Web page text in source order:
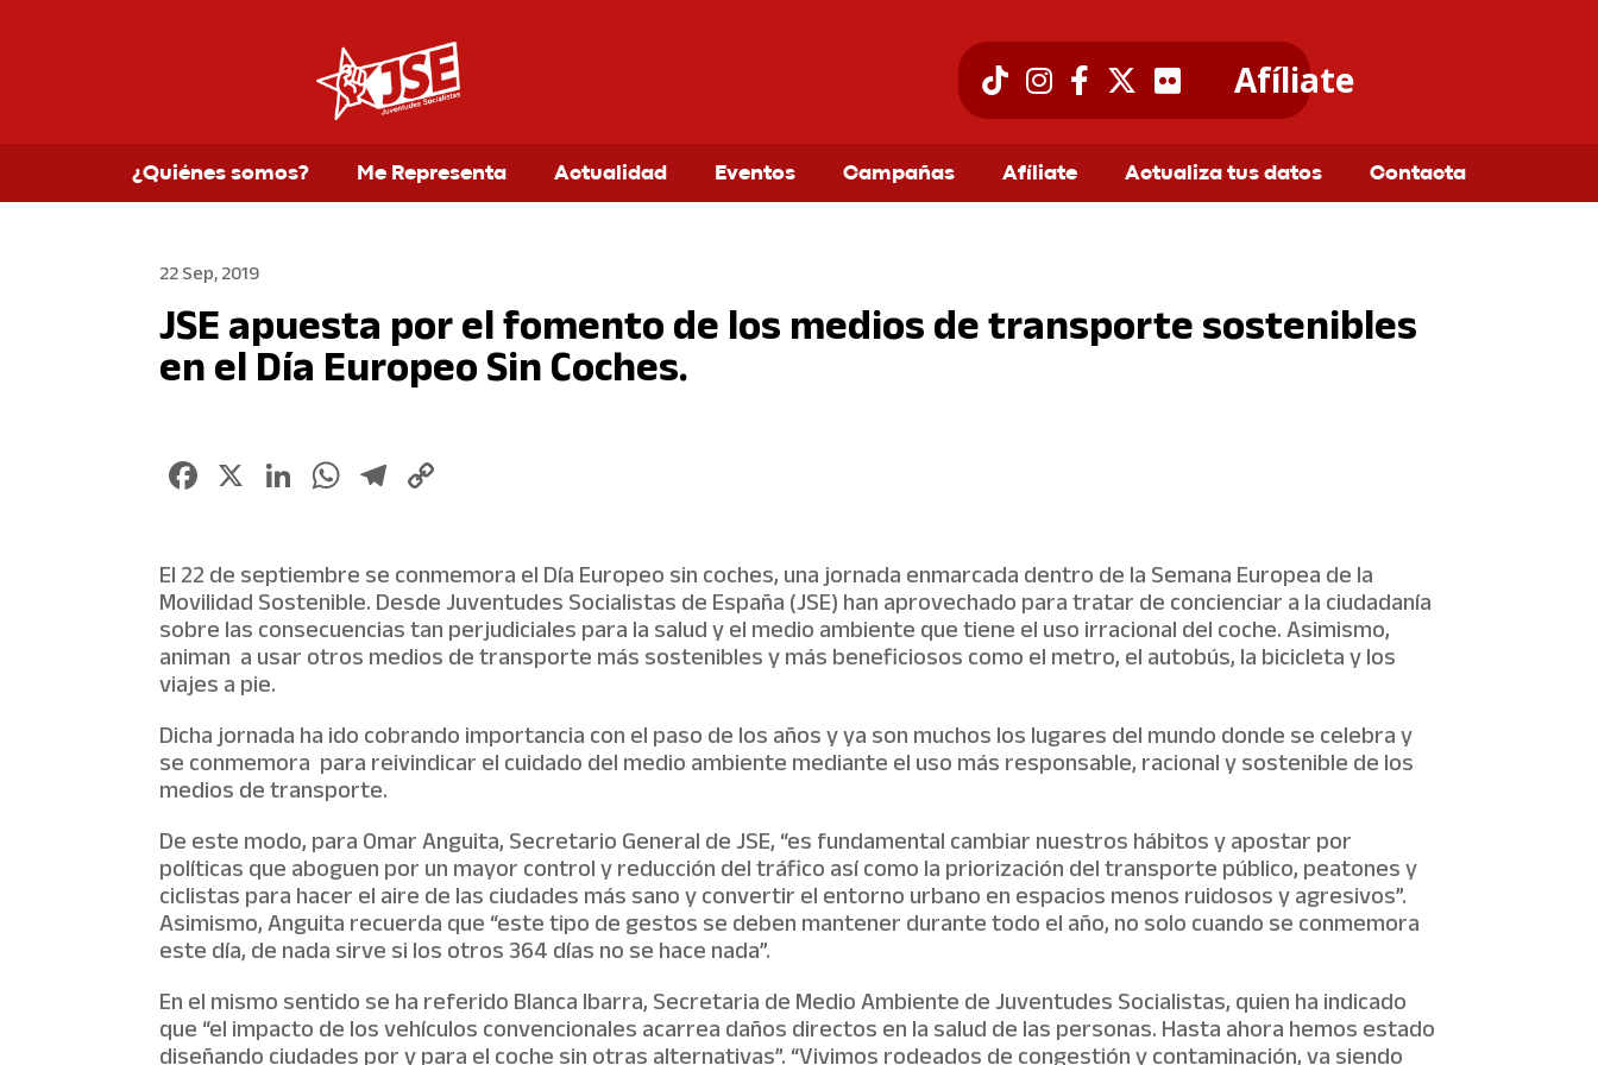
Afíliate
¿Quiénes somos? Me Representa Actualidad Eventos Campañas Afíliate Actualiza tus datos Contacta
22 Sep, 2019
JSE apuesta por el fomento de los medios de transporte sostenibles
en el Día Europeo Sin Coches.
Facebook
X LinkedIn
WhatsApp
Telegram
El 22 de septiembre se conmemora el Día Europeo sin coches, una jornada enmarcada dentro de la Semana Europea de la
Movilidad Sostenible. Desde Juventudes Socialistas de España (JSE) han aprovechado para tratar de concienciar a la ciudadanía
sobre las consecuencias tan perjudiciales para la salud y el medio ambiente que tiene el uso irracional del coche. Asimismo,
animan a usar otros medios de transporte más sostenibles y más beneficiosos como el metro, el autobús, la bicicleta y los
viajes a pie.
Dicha jornada ha ido cobrando importancia con el paso de los años y ya son muchos los lugares del mundo donde se celebra y
se conmemora para reivindicar el cuidado del medio ambiente mediante el uso más responsable, racional y sostenible de los
medios de transporte.
De este modo, para Omar Anguita, Secretario General de JSE, “es fundamental cambiar nuestros hábitos y apostar por
políticas que aboguen por un mayor control y reducción del tráfico así como la priorización del transporte público, peatones y
ciclistas para hacer el aire de las ciudades más sano y convertir el entorno urbano en espacios menos ruidosos y agresivos”.
Asimismo, Anguita recuerda que “este tipo de gestos se deben mantener durante todo el año, no solo cuando se conmemora
este día, de nada sirve si los otros 364 días no se hace nada”.
En el mismo sentido se ha referido Blanca Ibarra, Secretaria de Medio Ambiente de Juventudes Socialistas, quien ha indicado
que “el impacto de los vehículos convencionales acarrea daños directos en la salud de las personas. Hasta ahora hemos estado